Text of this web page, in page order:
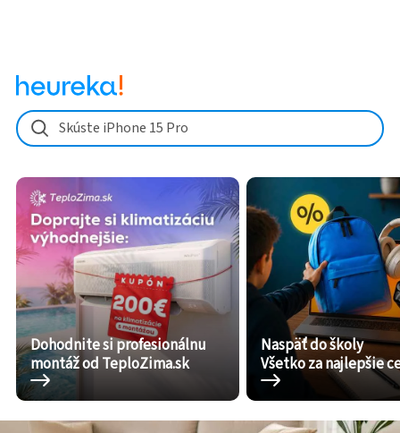
Skúste iPhone 15 Pro
Dohodnite si profesionálnu
montáž od TeploZima.sk
Naspäť do školy
Všetko za najlepšie